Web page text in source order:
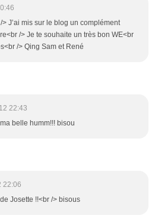
J’ai mis sur le blog un complément
/> Je te souhaite un très bon WE<br
/> Qing Sam et René
22:43
belle humm!!! bisou
22:06
Josette !!<br /> bisous